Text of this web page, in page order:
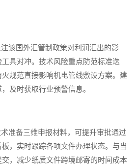
国外汇管制政策对利润汇出的影
具对冲。技术风险重点防范标准迭
规范直接影响机电管线敷设方案。建
及时获取行业预警信息。
备三维申报材料，可提升审批通过
，实时跟踪各项文件办理状态。与当
，减少纸质文件跨境邮寄的时间成本